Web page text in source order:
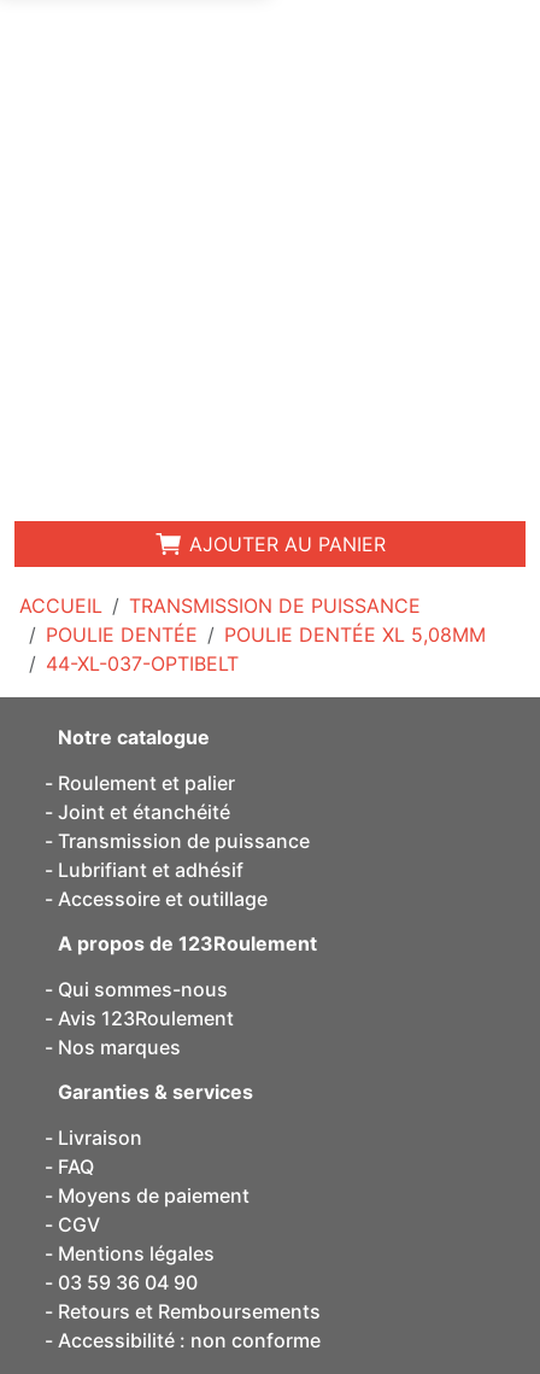
ACCUEIL
TRANSMISSION DE PUISSANCE
POULIE DENTÉE
POULIE DENTÉE XL 5,08MM
44-XL-037-OPTIBELT
AJOUTER AU PANIER
Notre catalogue
Roulement et palier
Joint et étanchéité
Transmission de puissance
Lubrifiant et adhésif
Accessoire et outillage
A propos de 123Roulement
Qui sommes-nous
Avis 123Roulement
Nos marques
Garanties & services
Livraison
FAQ
Moyens de paiement
CGV
Mentions légales
03 59 36 04 90
Retours et Remboursements
Accessibilité : non conforme